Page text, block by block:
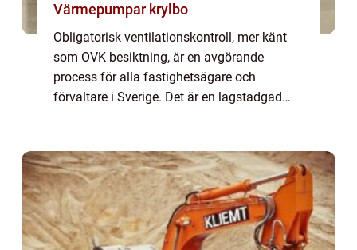
Värmepumpar krylbo
Obligatorisk ventilationskontroll, mer känt
som OVK besiktning, är en avgörande
process för alla fastighetsägare och
förvaltare i Sverige. Det är en lagstadgad